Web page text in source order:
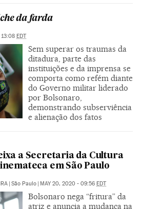
da farda
13:08 EDT
Sem superar os traumas da
ditadura, parte das
instituições e da imprensa se
comporta como refém diante
do Governo militar liderado
por Bolsonaro,
demonstrando subserviência
e alienação dos fatos
a Secretaria da Cultura
em São Paulo
São Paulo MAY 20, 2020 - 09:56 EDT
Bolsonaro nega “fritura” da
atriz e anuncia a mudança na